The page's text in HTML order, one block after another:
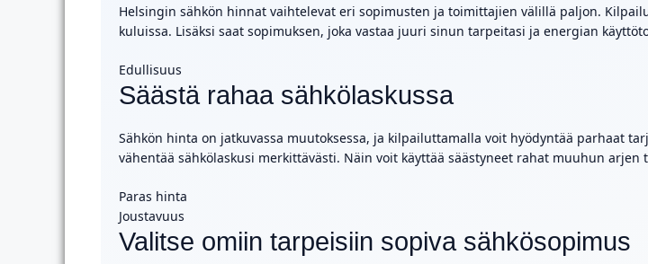
Helsingin sähkön hinnat vaihtelevat eri sopimusten ja toimittajien välillä paljon.
kuluissa. Lisäksi saat sopimuksen, joka vastaa juuri sinun tarpeitasi ja energian
Edullisuus
Säästä rahaa sähkölaskussa
Sähkön hinta on jatkuvassa muutoksessa, ja kilpailuttamalla voit hyödyntää parhaat
vähentää sähkölaskusi merkittävästi. Näin voit käyttää säästyneet rahat muuhun arjen
Paras hinta
Joustavuus
Valitse omiin tarpeisiin sopiva sähkösopimus